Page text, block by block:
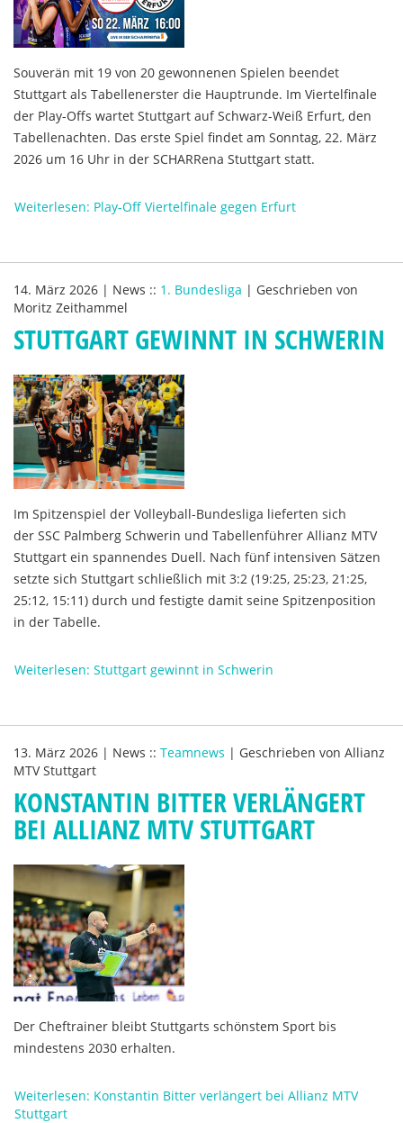
Souverän mit 19 von 20 gewonnenen Spielen beendet
Stuttgart als Tabellenerster die Hauptrunde. Im Viertelfinale
der Play-Offs wartet Stuttgart auf Schwarz-Weiß Erfurt, den
Tabellenachten. Das erste Spiel findet am Sonntag, 22. März
2026 um 16 Uhr in der SCHARRena Stuttgart statt.
Weiterlesen: Play-Off Viertelfinale gegen Erfurt
14. März 2026 | News :: 1. Bundesliga | Geschrieben von
Moritz Zeithammel
STUTTGART GEWINNT IN SCHWERIN
Im Spitzenspiel der Volleyball-Bundesliga lieferten sich
der SSC Palmberg Schwerin und Tabellenführer Allianz MTV
Stuttgart ein spannendes Duell. Nach fünf intensiven Sätzen
setzte sich Stuttgart schließlich mit 3:2 (19:25, 25:23, 21:25,
25:12, 15:11) durch und festigte damit seine Spitzenposition
in der Tabelle.
Weiterlesen: Stuttgart gewinnt in Schwerin
13. März 2026 | News :: Teamnews | Geschrieben von Allianz
MTV Stuttgart
KONSTANTIN BITTER VERLÄNGERT
BEI ALLIANZ MTV STUTTGART
Der Cheftrainer bleibt Stuttgarts schönstem Sport bis
mindestens 2030 erhalten.
Weiterlesen: Konstantin Bitter verlängert bei Allianz MTV
Stuttgart